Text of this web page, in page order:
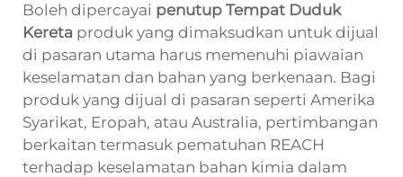
Boleh dipercayai penutup Tempat Duduk
Kereta produk yang dimaksudkan untuk dijual
di pasaran utama harus memenuhi piawaian
keselamatan dan bahan yang berkenaan. Bagi
produk yang dijual di pasaran seperti Amerika
Syarikat, Eropah, atau Australia, pertimbangan
berkaitan termasuk pematuhan REACH
terhadap keselamatan bahan kimia dalam